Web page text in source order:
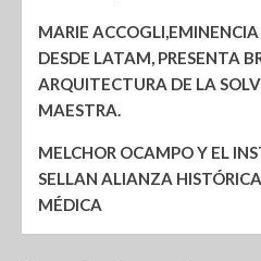
MARIE
DESDE LATAM, PRESENTA
ARQUITECTURA DE LA
MAESTRA.
MELCHOR OCAMPO Y EL
SELLAN ALIANZA
MÉDICA